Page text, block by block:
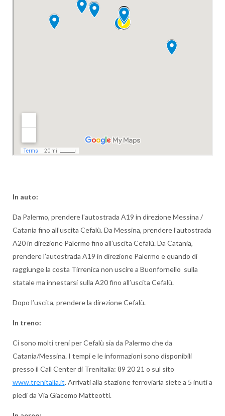
In auto:
Da Palermo, prendere l’autostrada A19 in direzione Messina /
Catania fino all’uscita Cefalù. Da Messina, prendere l’autostrada
A20 in direzione Palermo fino all’uscita Cefalù. Da Catania,
prendere l’autostrada A19 in direzione Palermo e quando di
raggiunge la costa Tirrenica non uscire a Buonfornello sulla
statale ma innestarsi sulla A20 fino all’uscita Cefalù.
Dopo l’uscita, prendere la direzione Cefalù.
In treno:
Ci sono molti treni per Cefalù sia da Palermo che da
Catania/Messina. I tempi e le informazioni sono disponibili
presso il Call Center di Trenitalia: 89 20 21 o sul sito
www.trenitalia.it. Arrivati alla stazione ferroviaria siete a 5 inuti a
piedi da Via Giacomo Matteotti.